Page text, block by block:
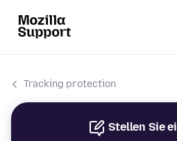
Tracking protection
Stellen Sie